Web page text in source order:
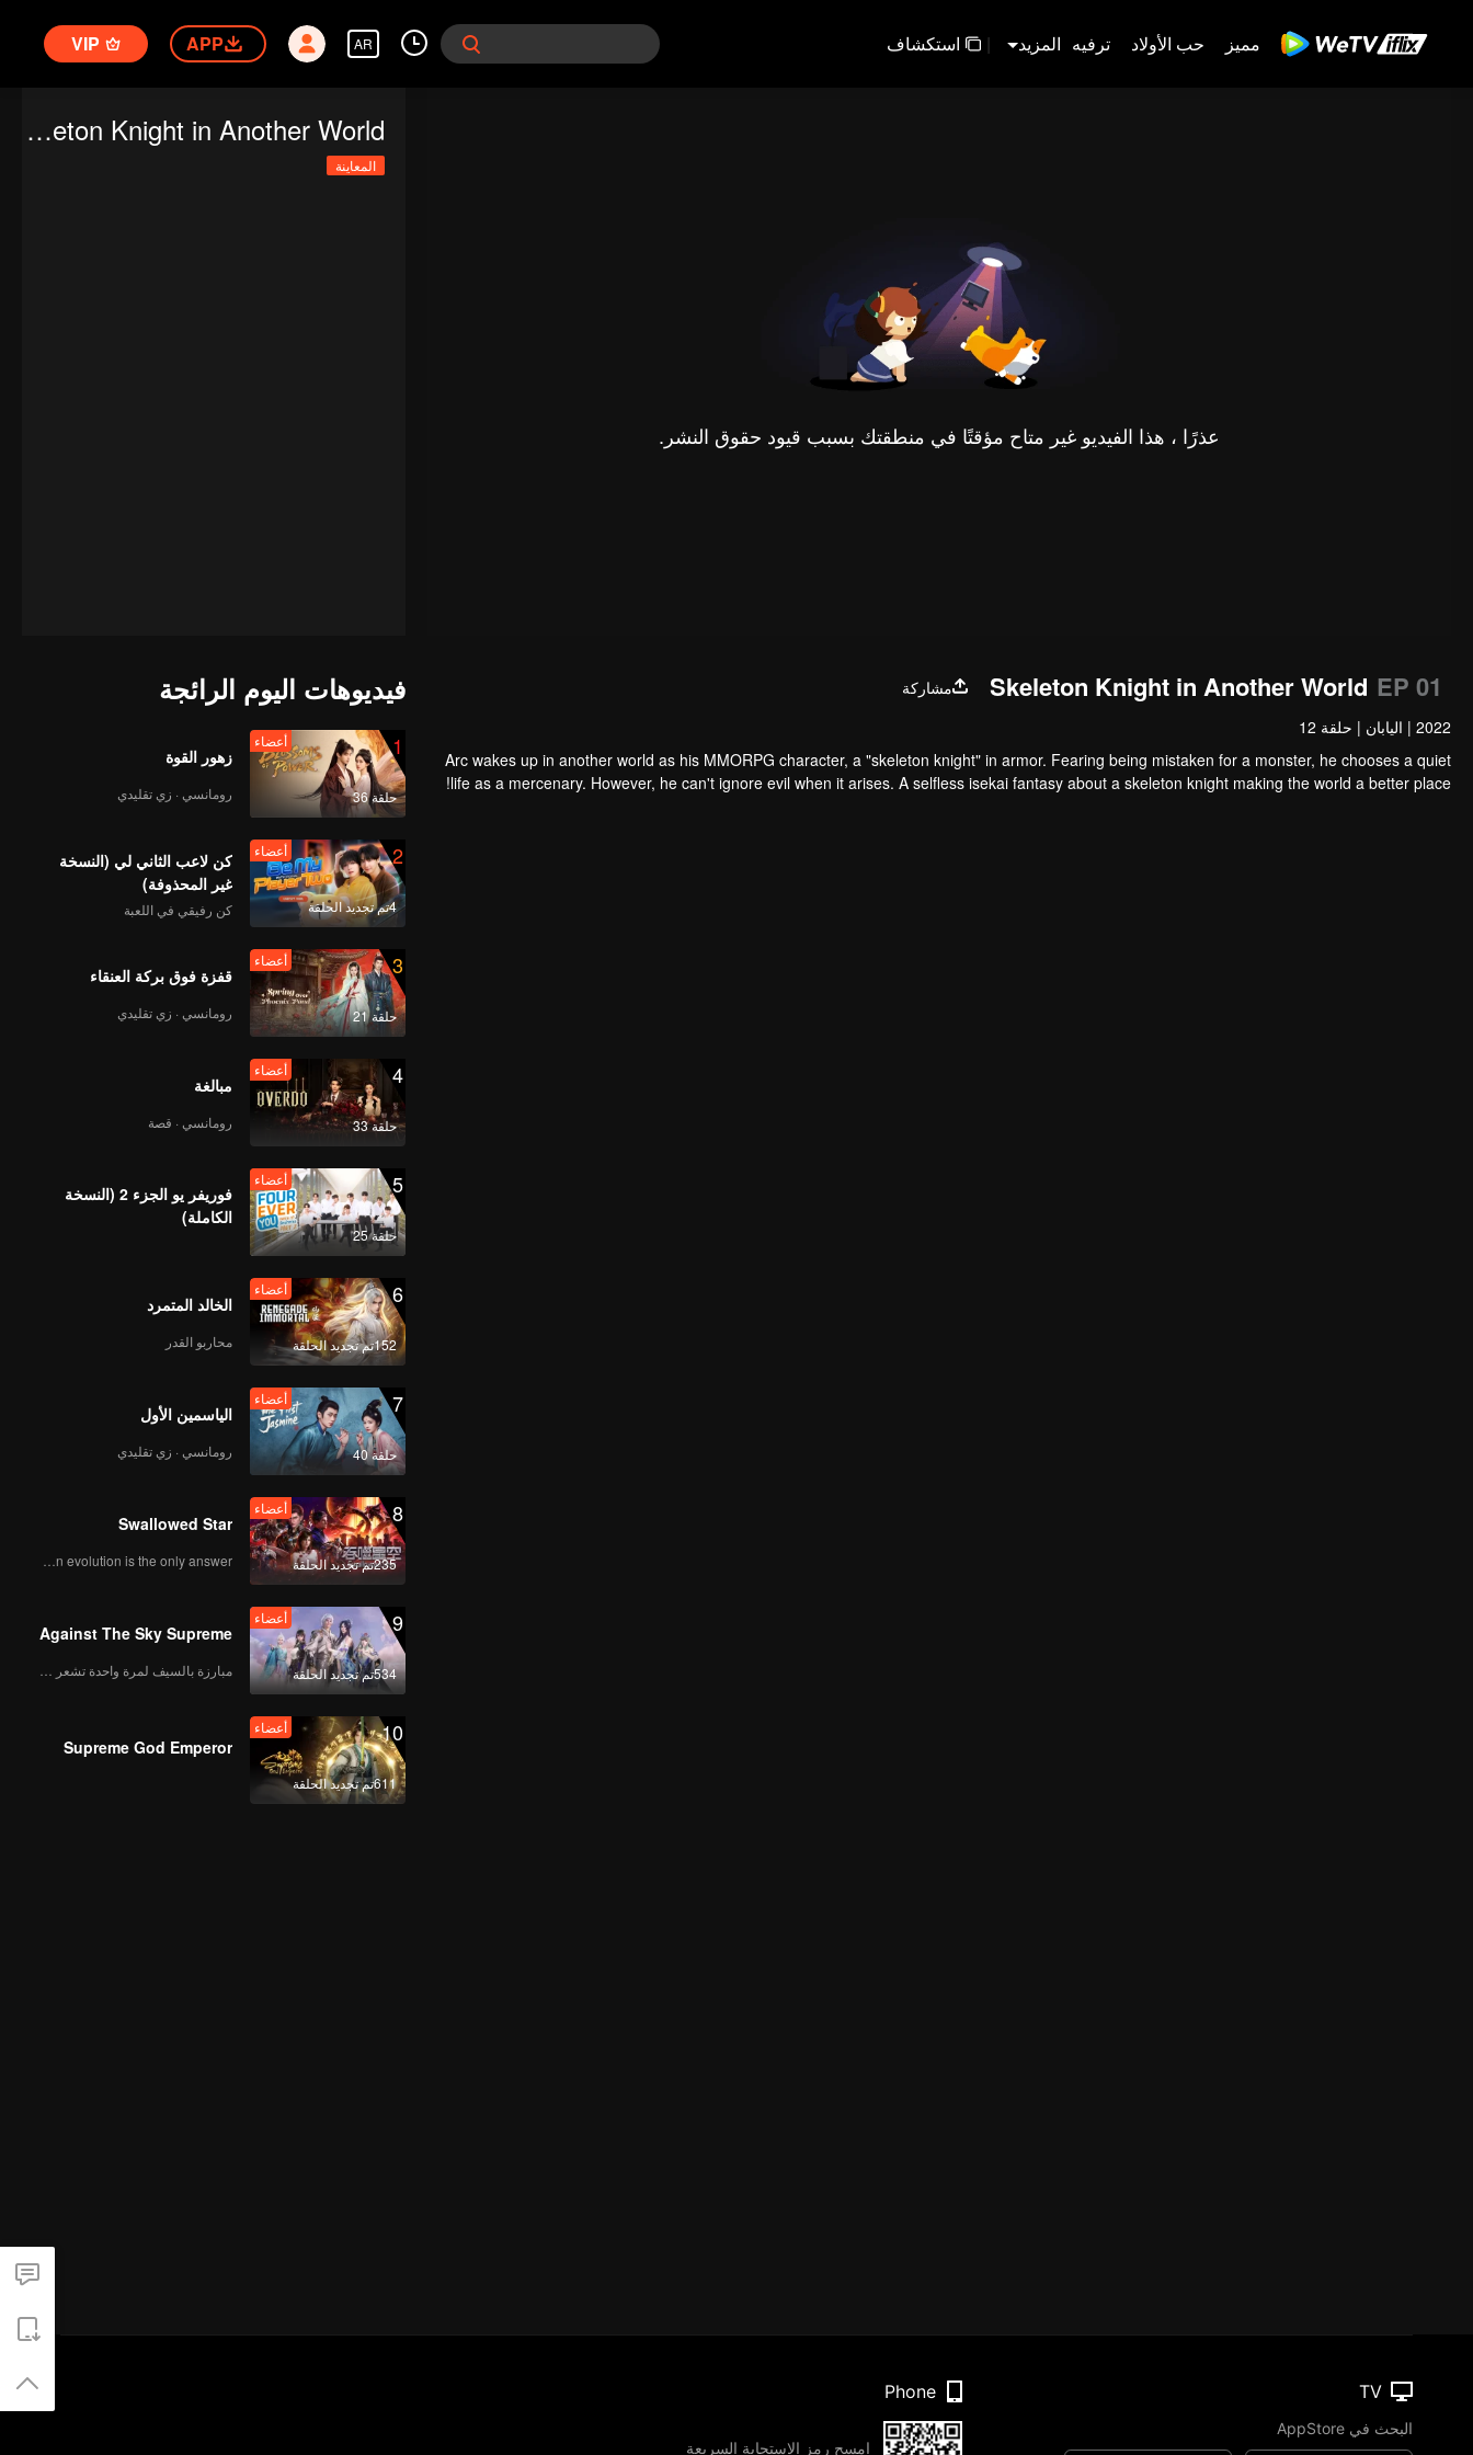
مميز حب الأولاد ترفيه المزيد | استكشاف AR
APP
VIP
عذرًا ، هذا الفيديو غير متاح مؤقتًا في منطقتك بسبب قيود حقوق النشر.
Skeleton Knight in Another World
المعاينة
Skeleton Knight in Another World EP 01
مشاركة
2022
| اليابان | حلقة 12
Arc wakes up in another world as his MMORPG character, a "skeleton knight" in armor. Fearing being mistaken for a monster, he chooses a quiet
life as a mercenary. However, he can't ignore evil when it arises. A selfless isekai fantasy about a skeleton knight making the world a better place!
فيديوهات اليوم الرائجة
1
حلقة 36
أعضاء
زهور القوة
رومانسي · زي تقليدي
2
4تم تجديد الحلقة
أعضاء
كن لاعب الثاني لي (النسخة
غير المحذوفة)
كن رفيقي في اللعبة
3
حلقة 21
أعضاء
قفزة فوق بركة العنقاء
رومانسي · زي تقليدي
4
حلقة 33
أعضاء
مبالغة
رومانسي · قصة
5
حلقة 25
أعضاء
فوريفر يو الجزء 2 (النسخة
الكاملة)
6
152تم تجديد الحلقة
أعضاء
الخالد المتمرد
محاربو القدر
7
حلقة 40
أعضاء
الياسمين الأول
رومانسي · زي تقليدي
8
235تم تجديد الحلقة
أعضاء
Swallowed Star
Human evolution is the only answer.
9
534تم تجديد الحلقة
أعضاء
Against The Sky Supreme
10
611تم تجديد الحلقة
أعضاء
Supreme God Emperor
TV
البحث في AppStore
Phone
امسح رمز الاستجابة السريعة